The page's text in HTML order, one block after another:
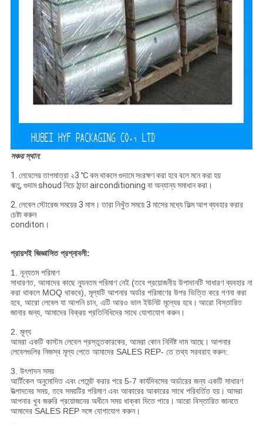
সঞ্চয় স্থান:
1. লেবেলের তাপমাত্রা ২3 ℃ কম থাকলে গুদামে সংরক্ষণ করা হবে বলে মনে করা হয়
ঋতু, গুদাম shoud নিচে ঠান্ডা airconditioning বা অন্যান্য সমাধান করা।
2. লেবেল স্টোরেজ সময়ের 3 মাস। তারা নিখুঁত সময়ে 3 মাসের মধ্যে ফিল্ম আপ ব্যবহার করার
চেষ্টা করুন
conditon।
প্রায়শই জিজ্ঞাসিত প্রশ্নাবলী:
1. নূন্যতম পরিমাণ
সাধারণত, আমাদের কাছে ন্যূনতম পরিমাণ নেই (তবে প্রয়োজনীয় উপাদানটি সাধারণ ব্যবহার না
করা থাকলে MOQ থাকবে), মূল্যটি আপনার অর্ডার পরিমাণের উপর ভিত্তি করে গণনা করা
হবে, আরো লেবেল যা আপনি চান, এটি আরও ভাল ইউনিট মূল্যের হবে। আরো বিস্তারিত
জানার জন্য, আমাদের বিক্রয় প্রতিনিধিদের সাথে যোগাযোগ করুন।
2. মূল্য
আমরা একটি কাস্টম লেবেল প্রস্তুতকারকের, আমরা কোন নির্দিষ্ট দাম আছে। আপনার
লেবেলগুলির নিজস্ব মূল্য পেতে আমাদের SALES REP- তে তথ্য সরবরাহ করুন:
3. উৎপাদন সময়
আর্টিকেল অনুমোদিত এবং পেমেন্ট করার পরে 5-7 কার্যদিবসের অর্ডারের জন্য একটি সাধারণ
উত্পাদনের সময়, তবে সময়টির পরিমাণ এবং আকারের আকারের সাথে পরিবর্তিত হয়। আমরা
আপনার খুব জরুরি প্রয়োজনের অধীনে সময় ধাক্কা দিতে পারে। আরো বিস্তারিত জানতে
আমাদের SALES REP সঙ্গে যোগাযোগ করুন।